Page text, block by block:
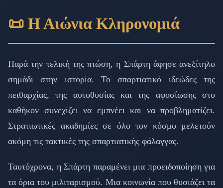
📜 Η Αιώνια Κληρονομιά
Παρά την τελική της πτώση, η Σπάρτη άφησε ανεξίτηλο
σημάδι στην ιστορία. Το σπαρτιατικό ιδεώδες της
πειθαρχίας, της αυτοθυσίας και της αφοσίωσης στο
καθήκον συνεχίζει να εμπνέει και να προβληματίζει.
Στρατιωτικές ακαδημίες σε όλο τον κόσμο μελετούν
ακόμη τις τακτικές της σπαρτιατικής φάλαγγας.
Ταυτόχρονα, η Σπάρτη παραμένει μια προειδοποίηση για
τα όρια του μιλιταρισμού. Μια κοινωνία που θυσιάζει τα